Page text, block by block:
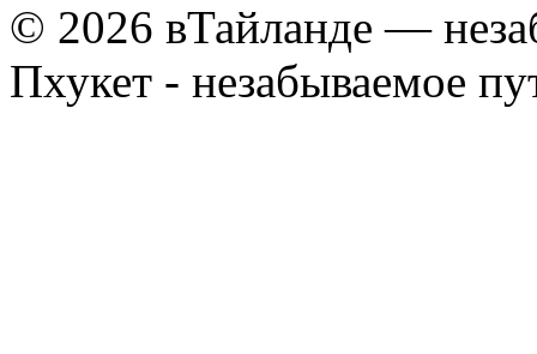
© 2026 вТайланде —
Пхукет - незабываемое